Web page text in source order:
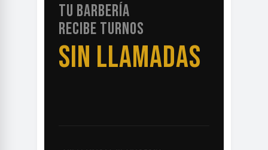
TU BARBERÍA
RECIBE TURNOS
SIN LLAMADAS